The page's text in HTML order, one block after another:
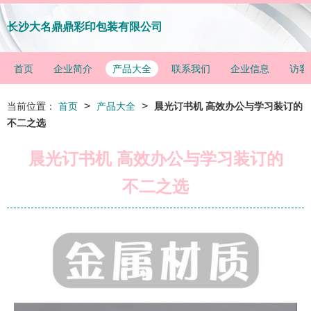
长沙大名鼎鼎彩印包装有限公司
首页 企业简介 产品大全 联系我们 企业信息 访客
当前位置： 首页 > 产品大全 >
晨光订书机 高效办公与学习装订的
不二之选
晨光订书机 高效办公与学习装订的
不二之选